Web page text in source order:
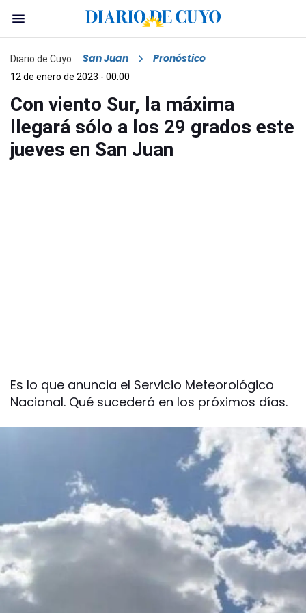
Diario de Cuyo San Juan Pronóstico
12 de enero de 2023 - 00:00
Con viento Sur, la máxima
llegará sólo a los 29 grados este
jueves en San Juan
Es lo que anuncia el Servicio Meteorológico
Nacional. Qué sucederá en los próximos días.